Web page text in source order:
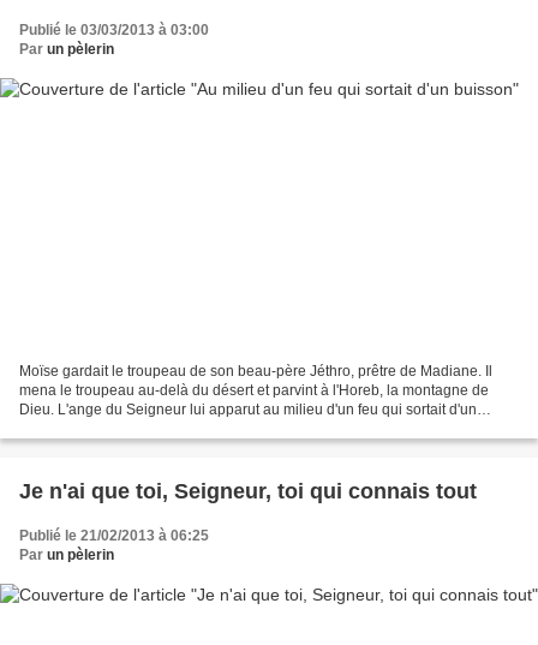
Publié le 03/03/2013 à 03:00
Par un pèlerin
Moïse gardait le troupeau de son beau-père Jéthro, prêtre de Madiane. Il
mena le troupeau au-delà du désert et parvint à l'Horeb, la montagne de
Dieu. L'ange du Seigneur lui apparut au milieu d'un feu qui sortait d'un
Je n'ai que toi, Seigneur, toi qui connais tout
Publié le 21/02/2013 à 06:25
Par un pèlerin